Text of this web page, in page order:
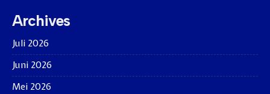
Archives
Juli 2026
Juni 2026
Mei 2026